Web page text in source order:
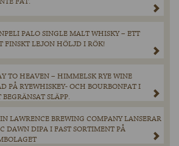
PALO SINGLE MALT WHISKY – ETT
FINSKT LEJON HÖLJD I RÖK!
TO HEAVEN – HIMMELSK RYE WINE
PÅ RYEWHISKEY- OCH BOURBONFAT I
BEGRÄNSAT SLÄPP.
LAWRENCE BREWING COMPANY LANSERAR
DAWN DIPA I FAST SORTIMENT PÅ